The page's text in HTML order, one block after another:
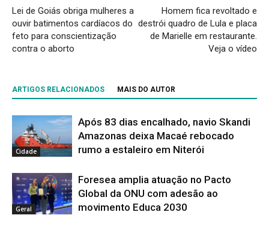
Lei de Goiás obriga mulheres a
ouvir batimentos cardíacos do
feto para conscientização
contra o aborto
Homem fica revoltado e
destrói quadro de Lula e placa
de Marielle em restaurante.
Veja o vídeo
ARTIGOS RELACIONADOS MAIS DO AUTOR
Cidade
Após 83 dias encalhado, navio Skandi
Amazonas deixa Macaé rebocado
rumo a estaleiro em Niterói
Geral
Foresea amplia atuação no Pacto
Global da ONU com adesão ao
movimento Educa 2030